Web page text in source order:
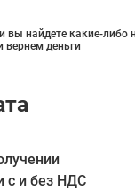
найдете какие-либо
деньги
с и без НДС